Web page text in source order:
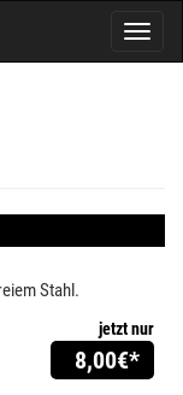
Stahl.
jetzt nur
8,00€*